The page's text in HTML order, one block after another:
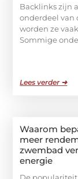
Backlinks zijn
onderdeel van
worden ze
Sommige
Lees verder ➜
Waarom
meer
zwembad
energie